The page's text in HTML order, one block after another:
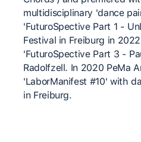
multidisciplinary 'dance
'FuturoSpective Part 1 -
Festival in Freiburg in
'FuturoSpective Part 3 -
Radolfzell. In 2020 PeMa
'LaborManifest #10' with
in Freiburg.